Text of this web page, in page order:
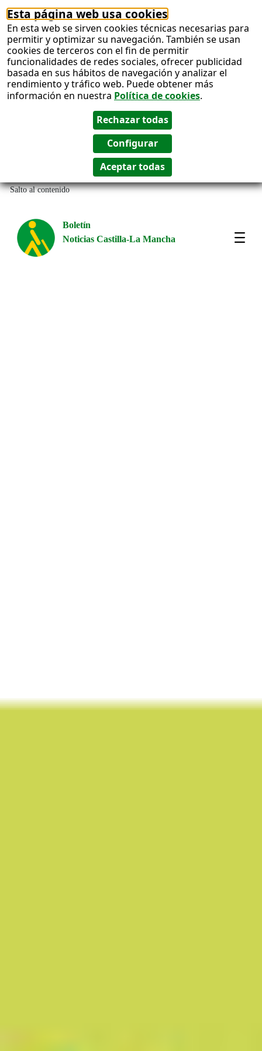
Esta página web usa cookies
En esta web se sirven cookies técnicas necesarias para
permitir y optimizar su navegación. También se usan
cookies de terceros con el fin de permitir
funcionalidades de redes sociales, ofrecer publicidad
basada en sus hábitos de navegación y analizar el
rendimiento y tráfico web. Puede obtener más
información en nuestra Política de cookies.
Salto al contenido
Boletín
Noticias Castilla-La Mancha